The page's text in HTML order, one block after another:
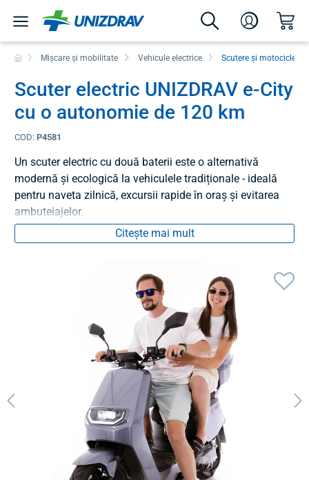
Mișcare și mobilitate Vehicule electrice Scutere și motociclete
Scuter electric UNIZDRAV e-City
cu o autonomie de 120 km
COD: P4581
Un scuter electric cu două baterii este o alternativă
modernă și ecologică la vehiculele tradiționale - ideală
pentru naveta zilnică, excursii rapide în oraș și evitarea
ambuteiajelor.
Citește mai mult